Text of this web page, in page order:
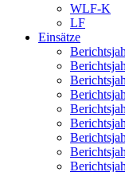
WLF-K
LF
Einsätze